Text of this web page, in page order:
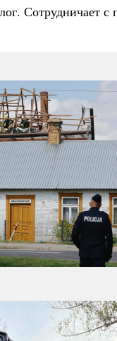
Сотрудничает